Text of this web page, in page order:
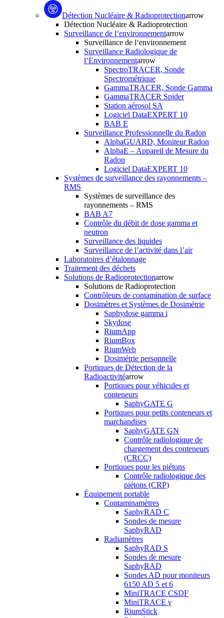
Détection Nucléaire & Radioprotectionarrow
Détection Nucléaire & Radioprotection
Surveillance de l‘environnementarrow
Surveillance de l‘environnement
Surveillance Radiologique de
l’Environnementarrow
SpectroTRACER, Sonde
Spectrométrique
GammaTRACER, Sonde Gamma
GammaTRACER Spider
Station aérosol SA
Logiciel DataEXPERT 10
BAB E
Surveillance Professionnelle du Radon
AlphaGUARD, Moniteur Radon
AlphaE – Appareil de Mesure du
Radon
Logiciel DataEXPERT 10
Systèmes de surveillance des rayonnements –
RMS
Systèmes de surveillance des
rayonnements – RMS
BAB A7
Contrôle du débit de dose gamma et
neutron
Surveillance des liquides
Surveillance de l’activité dans l’air
Laboratoires d’étalonnage
Traitement des déchets
Solutions de Radioprotectionarrow
Solutions de Radioprotection
Contrôleurs de contamination de surface
Dosimètres et Systèmes de Dosimétrie
Saphydose gamma i
Skydose
RiumApp
RiumBox
RiumWeb
Dosimétrie personnelle
Portiques de Détection de la
Radioactivitéarrow
Portiques pour véhicules et
conteneurs
SaphyGATE G
Portiques pour petits conteneurs et
marchandises
SaphyGATE GN
Contrôle radiologique de
chargement des conteneurs
(CRCC)
Portiques pour les piétons
Contrôle radiologique des
piétons (CRP)
Équipement portable
Contaminamètres
SaphyRAD C
Sondes de mesure
SaphyRAD
Radiamètres
SaphyRAD S
Sondes de mesure
SaphyRAD
Sondes AD pour moniteurs
6150 AD 5 et 6
MiniTRACE CSDF
MiniTRACE γ
RiumStick